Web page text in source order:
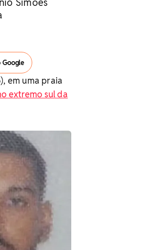
Google
em uma praia
extremo sul da